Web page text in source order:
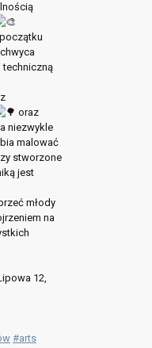
techniczną
oraz
niezwykle
malować
stworzone
jest
młody
na
12,
#arts